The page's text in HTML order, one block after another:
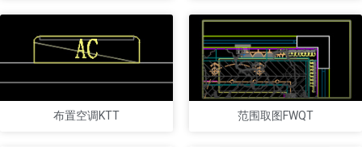
布置空调KTT 范围取图FWQT